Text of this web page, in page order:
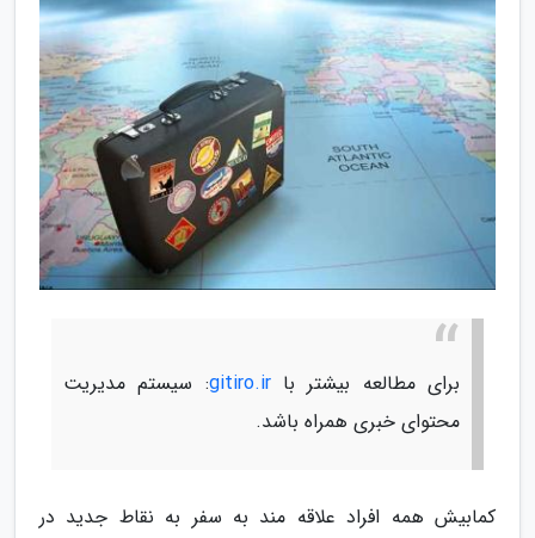
برای مطالعه بیشتر باgitiro.ir: سیستم مدیریت
محتوای خبری همراه باشد.
کمابیش همه افراد علاقه مند به سفر به نقاط جدید در